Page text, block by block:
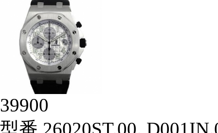
39900
型番 26020ST.00.